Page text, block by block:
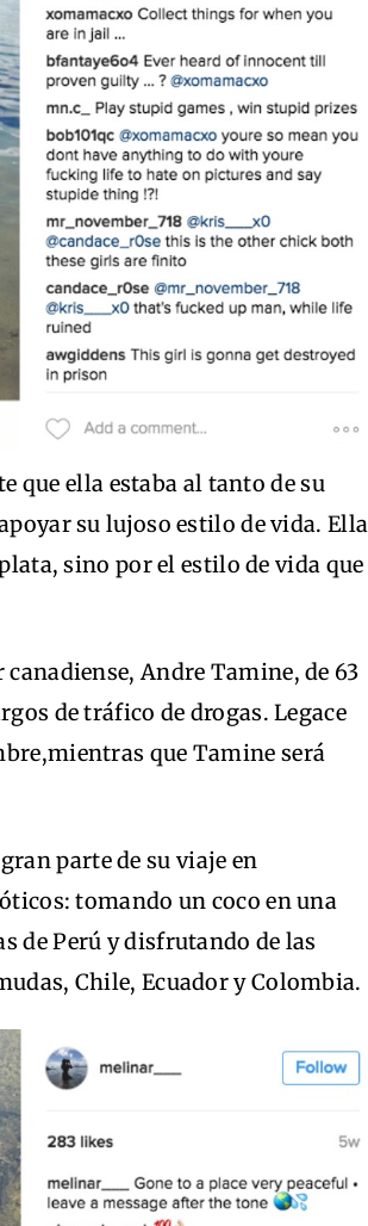
que ella estaba al tanto de su
su lujoso estilo de vida. Ella
sino por el estilo de vida que
Andre Tamine, de 63
de tráfico de drogas. Legace
que Tamine será
parte de su viaje en
tomando un coco en una
de Perú y disfrutando de las
Chile, Ecuador y Colombia.